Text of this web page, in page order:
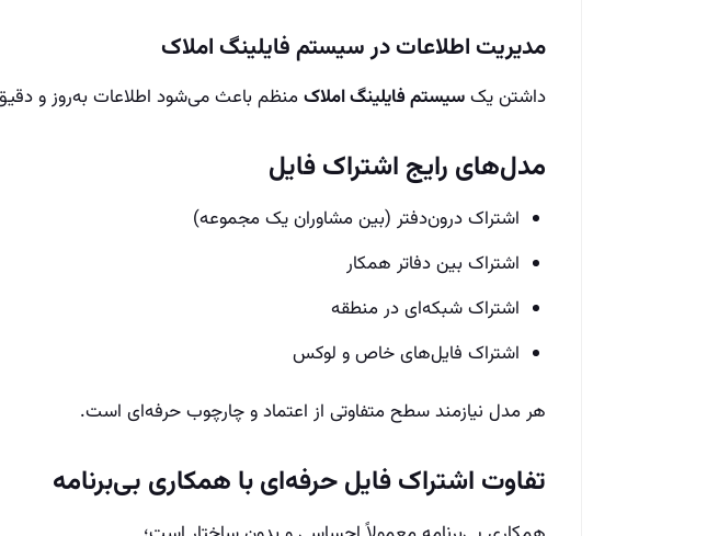
مدیریت اطلاعات در سیستم فایلینگ املاک
داشتن یکسیستم فایلینگ املاکمنظم باعث می‌شود اطلاعات به‌روز و
مدل‌های رایج اشتراک فایل
اشتراک درون‌دفتر (بین مشاوران یک مجموعه)
اشتراک بین دفاتر همکار
اشتراک شبکه‌ای در منطقه
اشتراک فایل‌های خاص و لوکس
هر مدل نیازمند سطح متفاوتی از اعتماد و چارچوب حرفه‌ای است.
تفاوت اشتراک فایل حرفه‌ای با همکاری بی‌برنامه